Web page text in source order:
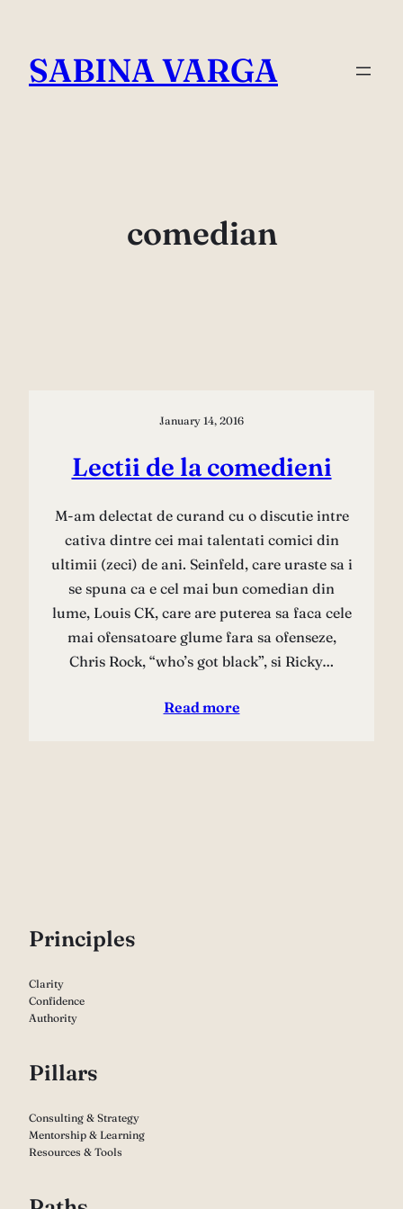
content
SABINA VARGA
comedian
January 14, 2016
Lectii de la comedieni
M-am delectat de curand cu o discutie intre
cativa dintre cei mai talentati comici din
ultimii (zeci) de ani. Seinfeld, care uraste sa i
se spuna ca e cel mai bun comedian din
lume, Louis CK, care are puterea sa faca cele
mai ofensatoare glume fara sa ofenseze,
Chris Rock, “who’s got black”, si Ricky…
Read more
Principles
Clarity
Confidence
Authority
Pillars
Consulting & Strategy
Mentorship & Learning
Resources & Tools